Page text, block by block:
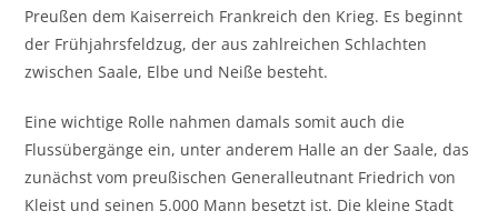
Preußen dem Kaiserreich Frankreich den Krieg. Es beginnt
der Frühjahrsfeldzug, der aus zahlreichen Schlachten
zwischen Saale, Elbe und Neiße besteht.
Eine wichtige Rolle nahmen damals somit auch die
Flussübergänge ein, unter anderem Halle an der Saale, das
zunächst vom preußischen Generalleutnant Friedrich von
Kleist und seinen 5.000 Mann besetzt ist. Die kleine Stadt